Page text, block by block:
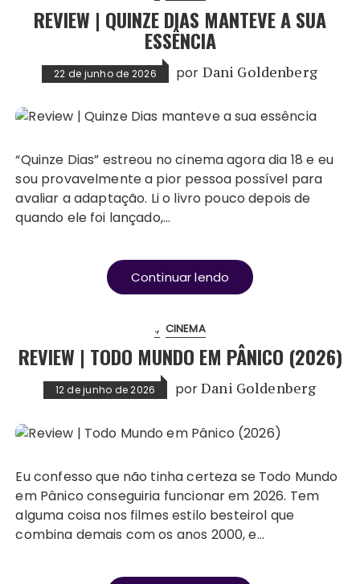
REVIEW | QUINZE DIAS MANTEVE A SUA
ESSÊNCIA
22 de junho de 2026 por Dani Goldenberg
“Quinze Dias” estreou no cinema agora dia 18 e eu
sou provavelmente a pior pessoa possível para
avaliar a adaptação. Li o livro pouco depois de
quando ele foi lançado,…
Continuar lendo
. CINEMA
REVIEW | TODO MUNDO EM PÂNICO (2026)
12 de junho de 2026 porDani Goldenberg
Eu confesso que não tinha certeza se Todo Mundo
em Pânico conseguiria funcionar em 2026. Tem
alguma coisa nos filmes estilo besteirol que
combina demais com os anos 2000, e…